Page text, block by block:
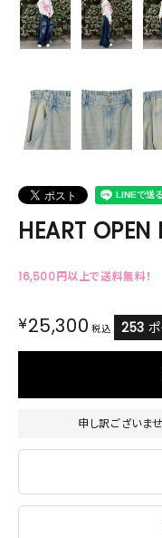
HEART OPEN
16,500円以上で送料無料！
¥25,300 税込 253
申し訳ございま